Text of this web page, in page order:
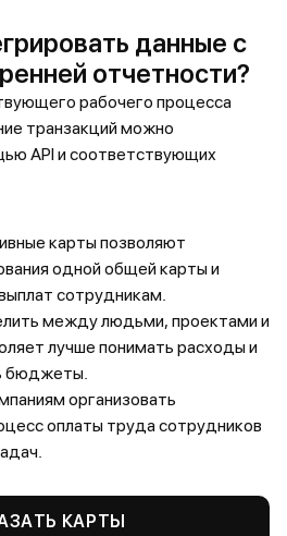
данные с
отчетности?
рабочего процесса
транзакций можно
API и соответствующих
карты позволяют
одной общей карты и
сотрудникам.
между людьми, проектами и
лучше понимать расходы и
бюджеты.
организовать
оплаты труда сотрудников
КАРТЫ